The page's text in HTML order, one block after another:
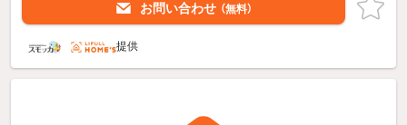
お問い合わせ （無料）
提供